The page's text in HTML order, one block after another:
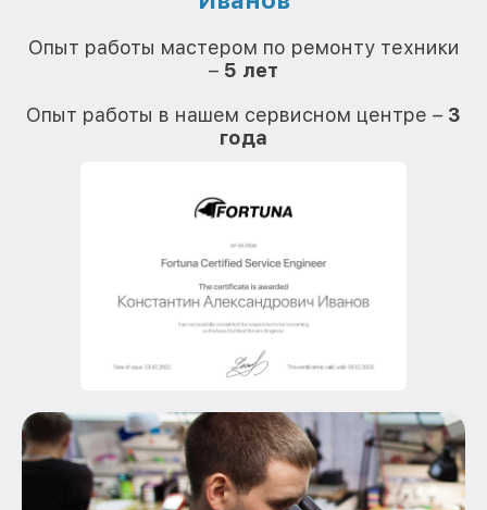
Опыт работы мастером по ремонту техники
– 5 лет
Опыт работы в нашем сервисном центре – 3
года